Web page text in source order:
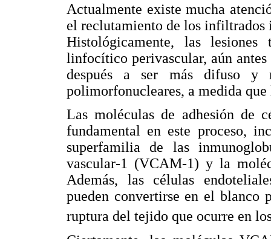
Actualmente existe mucha
el reclutamiento de los infiltrados
Histológicamente, las
linfocítico perivascular, aún
después a ser más difuso y
polimorfonucleares, a medida
Las moléculas de adhesión de
fundamental en este proceso,
superfamilia de las
vascular-1 (VCAM-1) y la
Además, las células
pueden convertirse en el blanco
ruptura del tejido que ocurre en